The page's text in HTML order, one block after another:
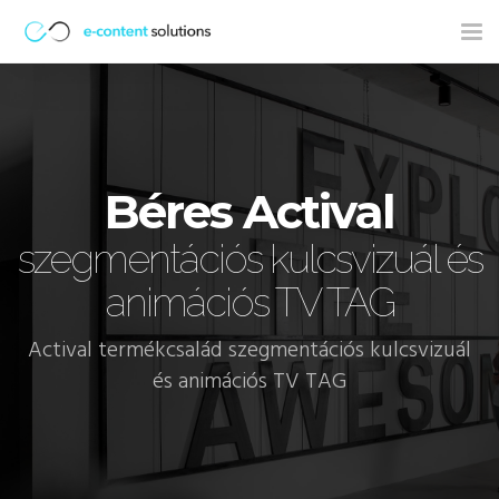
Béres Actival
szegmentációs kulcsvizuál és
animációs TV TAG
Actival termékcsalád szegmentációs kulcsvizuál
és animációs TV TAG